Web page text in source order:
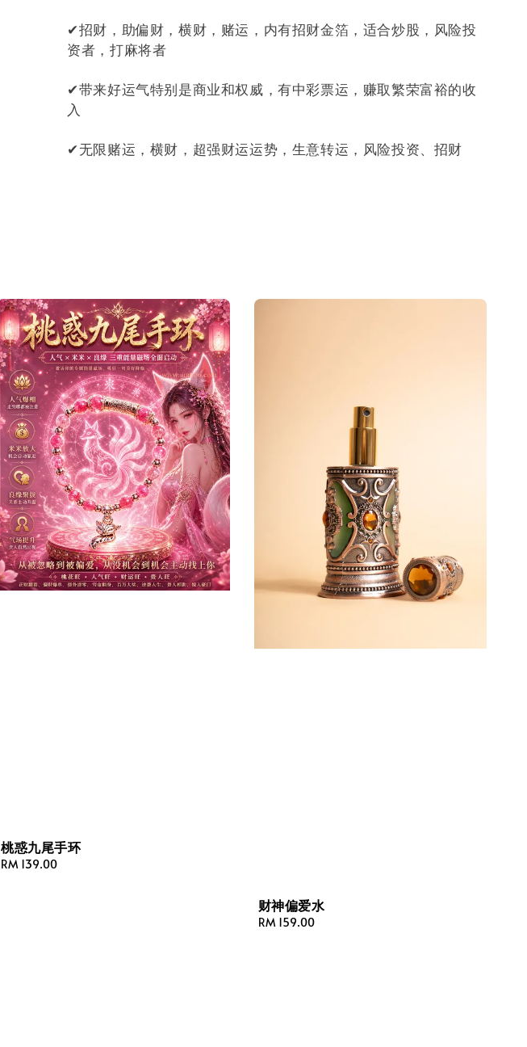
✔招财，助偏财，横财，赌运，内有招财金箔，适合炒股，风险投
资者，打麻将者
✔带来好运气特别是商业和权威，有中彩票运，赚取繁荣富裕的收
入
✔无限赌运，横财，超强财运运势，生意转运，风险投资、招财
桃惑九尾手环
Regular
RM 139.00
财神偏爱水
Regular
RM 159.00